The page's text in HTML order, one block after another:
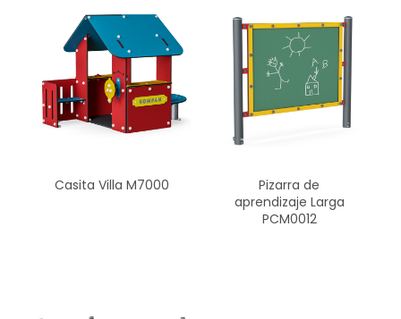
Casita Villa M7000
Pizarra de
aprendizaje Larga
PCM0012